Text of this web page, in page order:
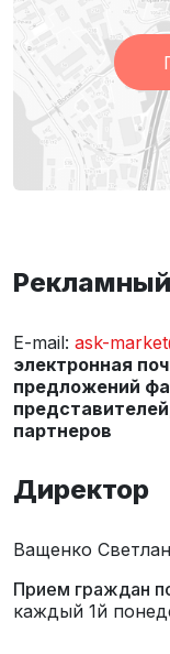
E-mail: ask-
электронная
предложений
партнеров
Директор
Ващенко
Прием граждан
каждый 1й